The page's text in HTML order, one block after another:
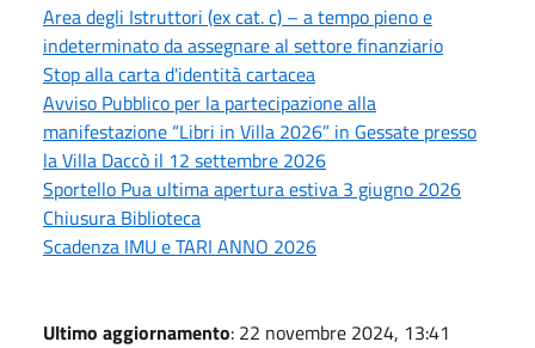
Area degli Istruttori (ex cat. c) – a tempo pieno e
indeterminato da assegnare al settore finanziario
Stop alla carta d'identità cartacea
Avviso Pubblico per la partecipazione alla
manifestazione “Libri in Villa 2026” in Gessate presso
la Villa Daccò il 12 settembre 2026
Sportello Pua ultima apertura estiva 3 giugno 2026
Chiusura Biblioteca
Scadenza IMU e TARI ANNO 2026
Ultimo aggiornamento: 22 novembre 2024, 13:41